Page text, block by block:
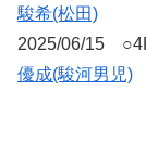
駿希(松田)
2025/06/15
優成(駿河男児)